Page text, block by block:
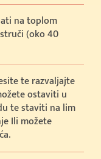
na toplom
(oko 40
te razvaljajte
ostaviti u
te staviti na lim
Ili možete